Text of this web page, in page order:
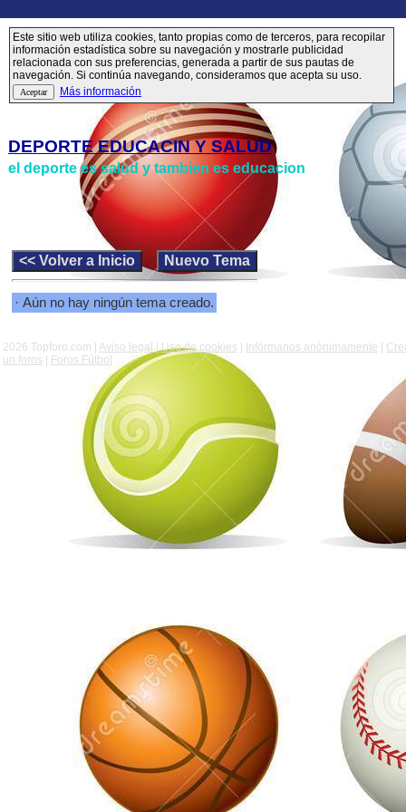
Este sitio web utiliza cookies, tanto propias como de terceros, para recopilar
información estadística sobre su navegación y mostrarle publicidad
relacionada con sus preferencias, generada a partir de sus pautas de
navegación. Si continúa navegando, consideramos que acepta su uso.
Más información
DEPORTE EDUCACIN Y SALUD
el deporte es salud y tambien es educacion
· Aún no hay ningún tema creado.
2026 Topforo.com | Aviso legal|Uso de cookies Infórmanos anónimamente
un foros
Foros Fútbol